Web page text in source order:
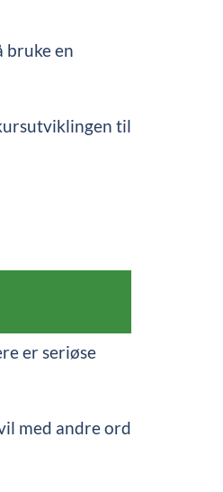
bruke en
til
er seriøse
med andre ord